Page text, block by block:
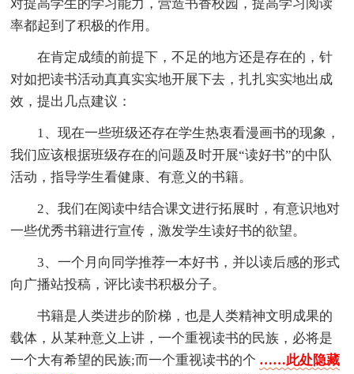
对提高学生的学习能力，营造书香校园，提高学习阅读
率都起到了积极的作用。
在肯定成绩的前提下，不足的地方还是存在的，针
对如把读书活动真真实实地开展下去，扎扎实实地出成
效，提出几点建议：
1、现在一些班级还存在学生热衷看漫画书的现象，
我们应该根据班级存在的问题及时开展“读好书”的中队
活动，指导学生看健康、有意义的书籍。
2、我们在阅读中结合课文进行拓展时，有意识地对
一些优秀书籍进行宣传，激发学生读好书的欲望。
3、一个月向同学推荐一本好书，并以读后感的形式
向广播站投稿，评比读书积极分子。
书籍是人类进步的阶梯，也是人类精神文明成果的
载体，从某种意义上讲，一个重视读书的民族，必将是
一个大有希望的民族;而一个重视读书的个 ……此处隐藏